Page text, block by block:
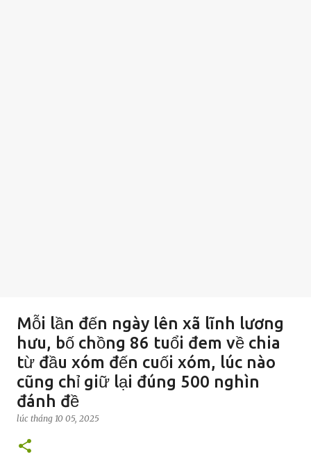
Mỗi lần đến ngày lên xã lĩnh lương
hưu, bố chồng 86 tuổi đem về chia
từ đầu xóm đến cuối xóm, lúc nào
cũng chỉ giữ lại đúng 500 nghìn
đánh đề
lúc tháng 10 05, 2025